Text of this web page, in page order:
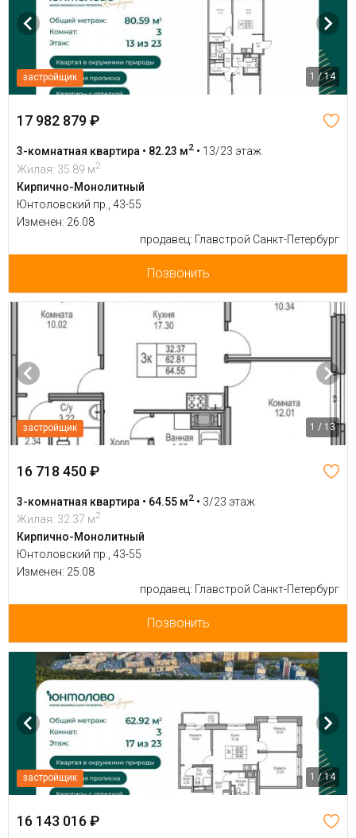
застройщик 1 / 14
17 982 879 ₽
3-комнатная квартира • 82.23 м2 • 13/23 этаж
Жилая: 35.89 м2
Кирпично-Монолитный
Юнтоловский пр., 43-55
Изменен: 26.08
продавец: Главстрой Санкт-Петербург
Позвонить
застройщик 1 / 13
16 718 450 ₽
3-комнатная квартира • 64.55 м2 • 3/23 этаж
Жилая: 32.37 м2
Кирпично-Монолитный
Юнтоловский пр., 43-55
Изменен: 25.08
продавец: Главстрой Санкт-Петербург
Позвонить
застройщик 1 / 14
16 143 016 ₽